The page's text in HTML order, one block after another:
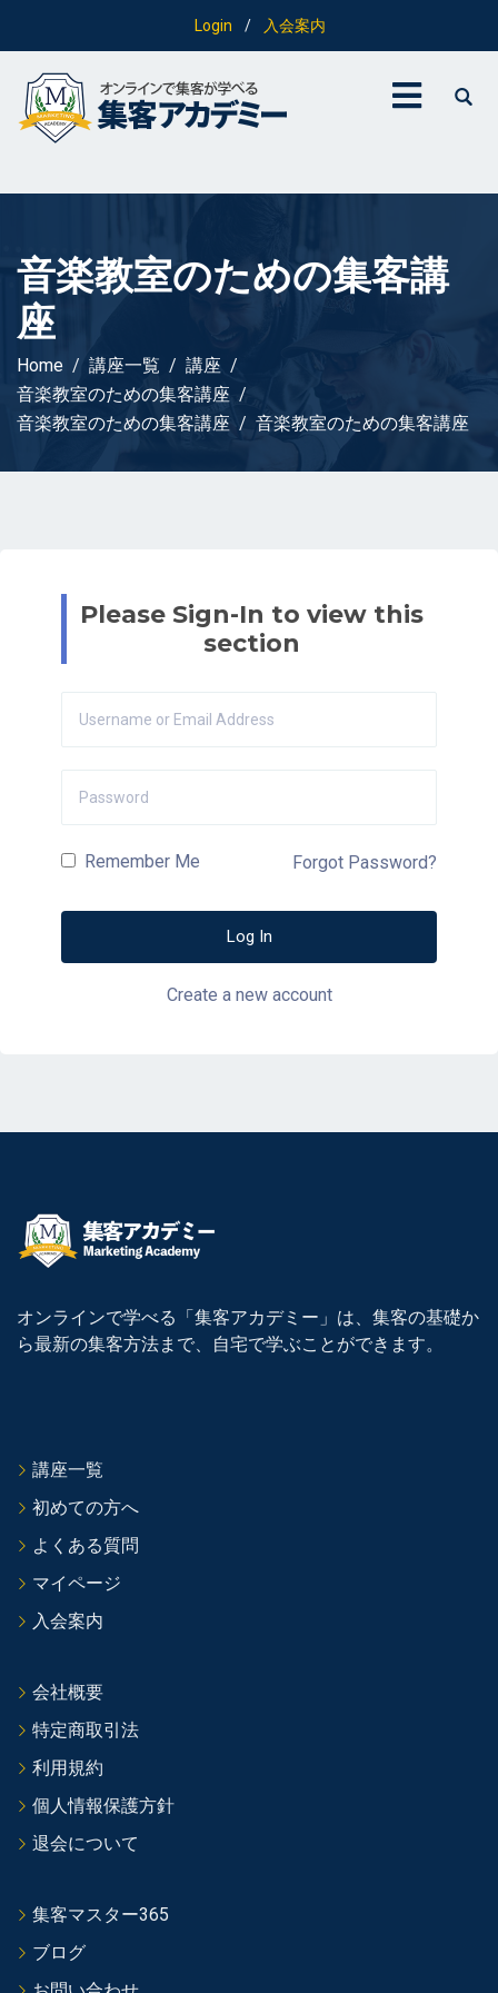
Login / 入会案内
音楽教室のための集客講
座
Home 講座一覧
講座
音楽教室のための集客講座
音楽教室のための集客講座
音楽教室のための集客講座
Please Sign-In to view this
section
Remember Me Forgot Password?
Create a new account
オンラインで学べる「集客アカデミー」は、集客の基礎か
ら最新の集客方法まで、自宅で学ぶことができます。
講座一覧
初めての方へ
よくある質問
マイページ
入会案内
会社概要
特定商取引法
利用規約
個人情報保護方針
退会について
集客マスター365
ブログ